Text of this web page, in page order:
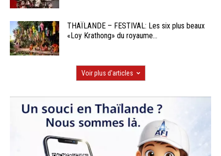
THAÏLANDE – FESTIVAL: Les six plus beaux
«Loy Krathong» du royaume...
Voir plus d'articles